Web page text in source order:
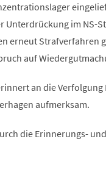
Unterdrückung im NS-
erneut Strafverfahren
auf
an die
aufmerksam.
die Erinnerungs-